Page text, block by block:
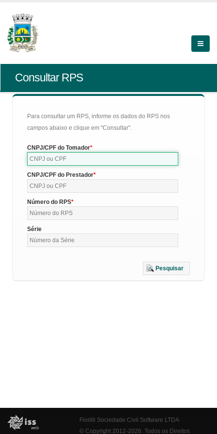
Consultar RPS
Para consultar um RPS, informe os dados do RPS nos
campos abaixo e clique em "Consultar".
CNPJ/CPF do Tomador
CNPJ/CPF do Prestador
Número do RPS
Série
Pesquisar
Fiorilli Sociedade Civil Software LTDA
© Copyright 2012-2026. Todos os Direitos